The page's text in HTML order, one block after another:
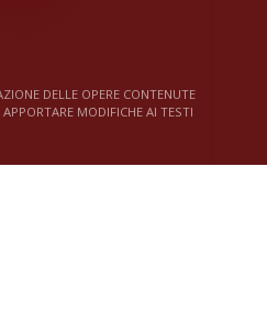
DELLE OPERE CONTENUTE
MODIFICHE AI TESTI